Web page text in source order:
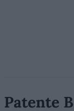
Patente